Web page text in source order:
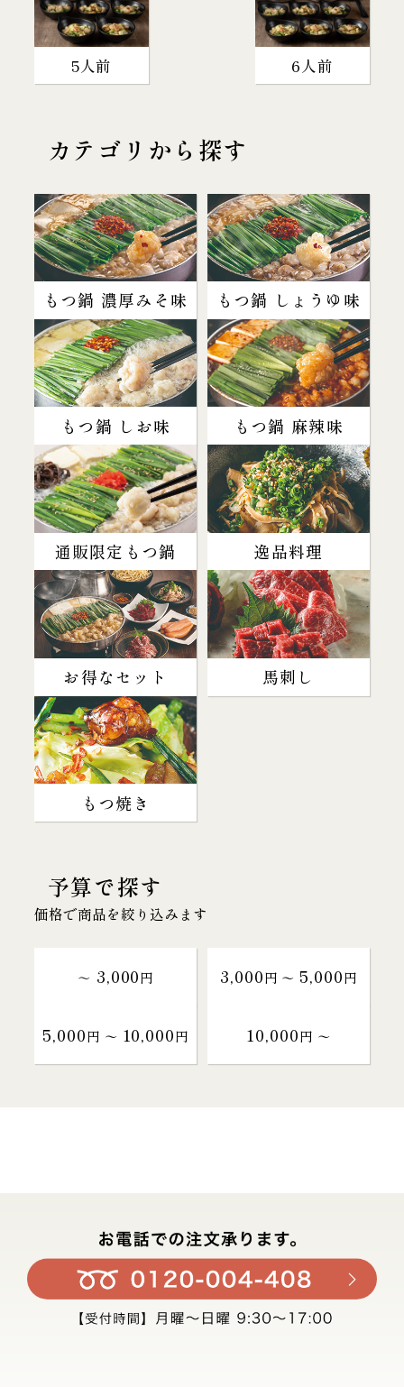
5人前 6人前
カテゴリから探す
もつ鍋 濃厚みそ味 もつ鍋 しょうゆ味
もつ鍋 しお味 もつ鍋 麻辣味
通販限定もつ鍋 逸品料理
お得なセット 馬刺し
もつ焼き
予算で探す
価格で商品を絞り込みます
～ 3,000円 3,000円 〜 5,000円
5,000円 〜 10,000円 10,000円 〜